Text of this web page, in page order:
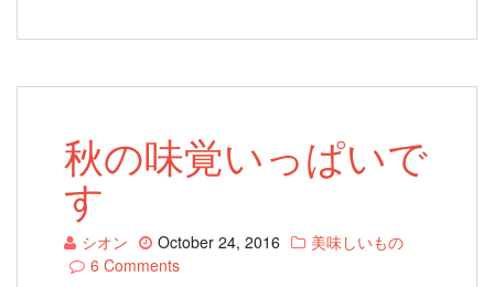
秋の味覚いっぱいで
す
シオン October 24, 2016
美味しいもの
6 Comments